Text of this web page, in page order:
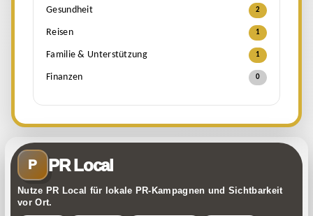
Gesundheit 2
Reisen 1
Familie & Unterstützung 1
Finanzen 0
P PR Local
Nutze PR Local für lokale PR-Kampagnen und Sichtbarkeit
vor Ort.